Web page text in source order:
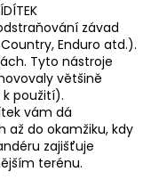
závad
Enduro atd.).
Tyto nástroje
většině
použití).
vám dá
do okamžiku, kdy
zajišťuje
terénu.